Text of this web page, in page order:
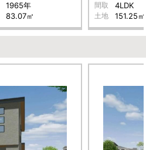
1965年
83.07㎡
間取 4LDK
土地 151.25㎡